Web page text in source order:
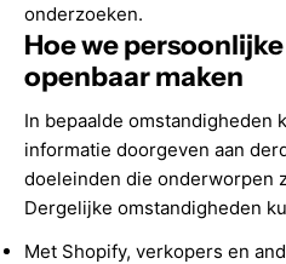
onderzoeken.
Hoe we
openbaar maken
In bepaalde omstandigheden
informatie doorgeven aan
doeleinden die onderworpen
Dergelijke omstandigheden
Met Shopify, verkopers en